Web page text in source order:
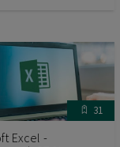
31
Excel -